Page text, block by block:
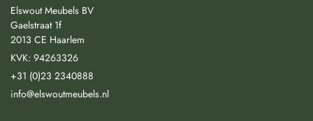
Elswout Meubels BV
Gaelstraat 1f
2013 CE Haarlem
KVK: 94263326
+31 (0)23 2340888
info@elswoutmeubels.nl